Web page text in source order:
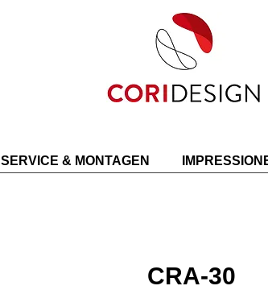
SERVICE & MONTAGEN
CRA-30